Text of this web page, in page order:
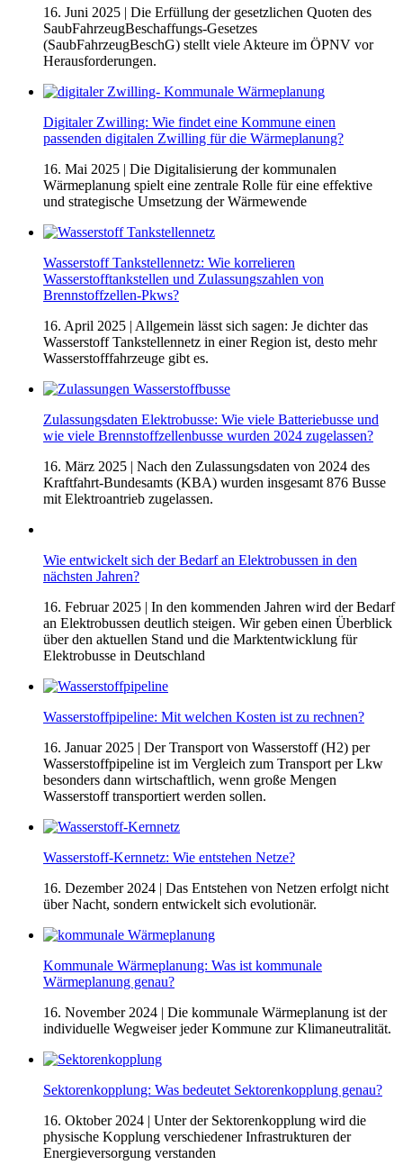
16. Juni 2025 | Die Erfüllung der gesetzlichen Quoten des
SaubFahrzeugBeschaffungs-Gesetzes
(SaubFahrzeugBeschG) stellt viele Akteure im ÖPNV vor
Herausforderungen.
Digitaler Zwilling: Wie findet eine Kommune einen
passenden digitalen Zwilling für die Wärmeplanung?
16. Mai 2025 | Die Digitalisierung der kommunalen
Wärmeplanung spielt eine zentrale Rolle für eine effektive
und strategische Umsetzung der Wärmewende
Wasserstoff Tankstellennetz: Wie korrelieren
Wasserstofftankstellen und Zulassungszahlen von
Brennstoffzellen-Pkws?
16. April 2025 | Allgemein lässt sich sagen: Je dichter das
Wasserstoff Tankstellennetz in einer Region ist, desto mehr
Wasserstofffahrzeuge gibt es.
Zulassungsdaten Elektrobusse: Wie viele Batteriebusse und
wie viele Brennstoffzellenbusse wurden 2024 zugelassen?
16. März 2025 | Nach den Zulassungsdaten von 2024 des
Kraftfahrt-Bundesamts (KBA) wurden insgesamt 876 Busse
mit Elektroantrieb zugelassen.
Wie entwickelt sich der Bedarf an Elektrobussen in den
nächsten Jahren?
16. Februar 2025 | In den kommenden Jahren wird der Bedarf
an Elektrobussen deutlich steigen. Wir geben einen Überblick
über den aktuellen Stand und die Marktentwicklung für
Elektrobusse in Deutschland
Wasserstoffpipeline: Mit welchen Kosten ist zu rechnen?
16. Januar 2025 | Der Transport von Wasserstoff (H2) per
Wasserstoffpipeline ist im Vergleich zum Transport per Lkw
besonders dann wirtschaftlich, wenn große Mengen
Wasserstoff transportiert werden sollen.
Wasserstoff-Kernnetz: Wie entstehen Netze?
16. Dezember 2024 | Das Entstehen von Netzen erfolgt nicht
über Nacht, sondern entwickelt sich evolutionär.
Kommunale Wärmeplanung: Was ist kommunale
Wärmeplanung genau?
16. November 2024 | Die kommunale Wärmeplanung ist der
individuelle Wegweiser jeder Kommune zur Klimaneutralität.
Sektorenkopplung: Was bedeutet Sektorenkopplung genau?
16. Oktober 2024 | Unter der Sektorenkopplung wird die
physische Kopplung verschiedener Infrastrukturen der
Energieversorgung verstanden